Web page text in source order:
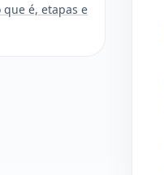
que é, etapas e